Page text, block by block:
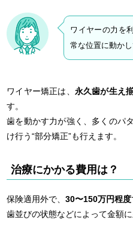
ワイヤーの力を
常な位置に動か
ワイヤー矯正は、 永久歯が生え
す。
歯を動かす力が強く、多くのパ
け行う“部分矯正”も行えます。
治療にかかる費用は？
保険適用外で、30〜150万円程度
歯並びの状態などによって金額に